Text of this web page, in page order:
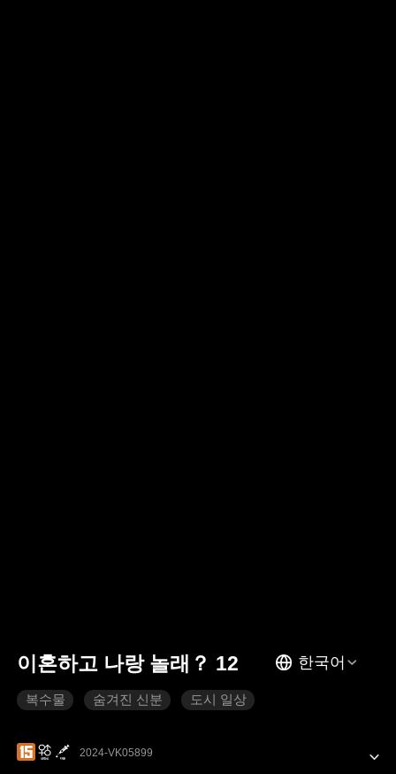
이혼하고 나랑 놀래？ 12 한국어
복수물 숨겨진 신분 도시 일상
2024-VK05899